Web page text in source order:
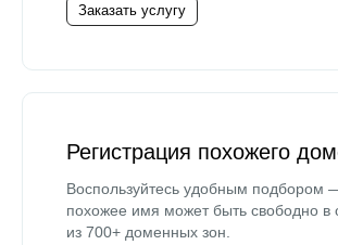
Заказать услугу
Регистрация похожего
Воспользуйтесь удобным подбором
похожее имя может быть свободно в
из 700+ доменных зон.